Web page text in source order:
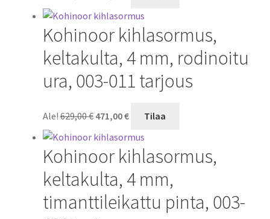
hinta
oli:
389,00 €.
on:
291,00 €.
Kohinoor kihlasormus,
keltakulta, 4 mm, rodinoitu
ura, 003-011 tarjous
Ale!629,00€
hinta
oli:
629,00 €.
471,00€
on:
471,00 €.
Tilaa
Kohinoor kihlasormus,
keltakulta, 4 mm,
timanttileikattu pinta, 003-